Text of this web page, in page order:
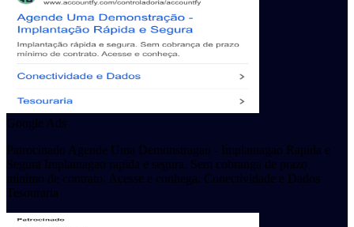
Google Ads
Patrocinado Agende Uma Demonstragao - Implantagao Rapida e
Segura Implantagao rapida e segura. Sem cobranga de prazo
minimo de contrato. Acesse e conhega. Conectividade e Dados
Tesouraria